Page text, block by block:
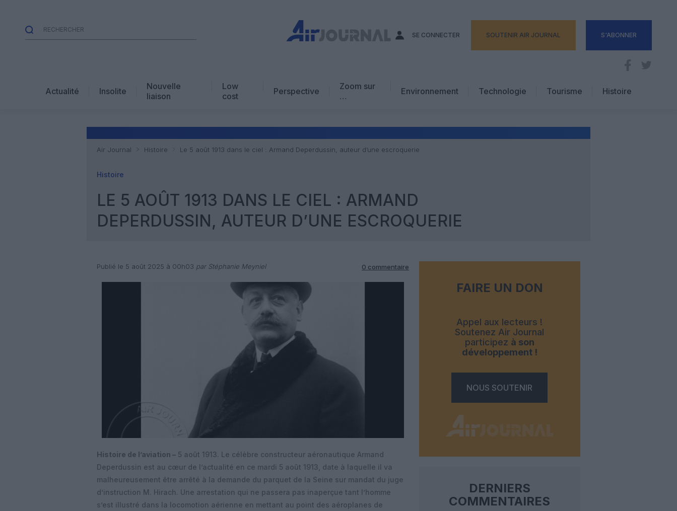
SE CONNECTER SOUTENIR AIR JOURNAL S'ABONNER
Actualité Insolite
Nouvelle
liaison
Low
cost
Perspective
Zoom sur
…
Avis d’expert
Environnement Technologie
Tourisme
Hôtellerie
Histoire
Air Journal Histoire Le 5 août 1913 dans le ciel : Armand Deperdussin, auteur d’une escroquerie
Histoire
LE 5 AOÛT 1913 DANS LE CIEL : ARMAND
DEPERDUSSIN, AUTEUR D’UNE ESCROQUERIE
Publié le 5 août 2025 à 00h03 par Stéphanie Meyniel 0 commentaire
Histoire de l’aviation – 5 août 1913. Le célèbre constructeur aéronautique Armand
Deperdussin est au cœur de l’actualité en ce mardi 5 août 1913, date à laquelle il va
malheureusement être arrêté à la demande du parquet de la Seine sur mandat du juge
d’instruction M. Hirach. Une arrestation qui ne passera pas inaperçue tant l’homme
s’est illustré dans la locomotion aérienne en mettant au point des aéroplanes de
FAIRE UN DON
Appel aux lecteurs !
Soutenez Air Journal
participez à son
développement !
NOUS SOUTENIR
DERNIERS
COMMENTAIRES